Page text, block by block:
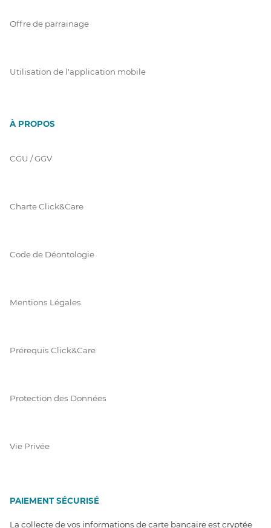
Offre de parrainage
Utilisation de l'application mobile
À PROPOS
CGU / GGV
Charte Click&Care
Code de Déontologie
Mentions Légales
Prérequis Click&Care
Protection des Données
Vie Privée
PAIEMENT SÉCURISÉ
La collecte de vos informations de carte bancaire est cryptée